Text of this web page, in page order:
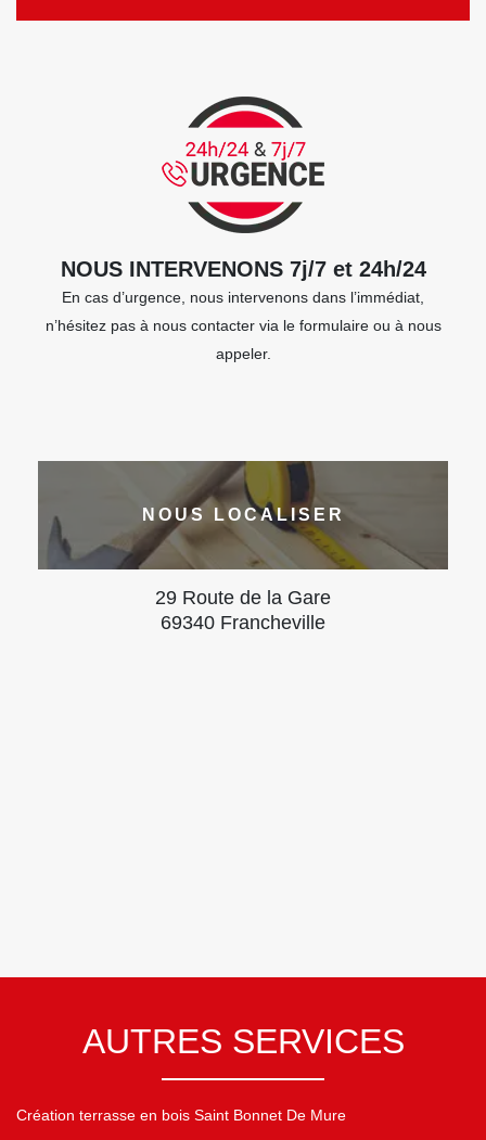
NOUS INTERVENONS 7j/7 et 24h/24
En cas d’urgence, nous intervenons dans l’immédiat,
n’hésitez pas à nous contacter via le formulaire ou à nous
appeler.
NOUS LOCALISER
29 Route de la Gare
69340 Francheville
AUTRES SERVICES
Création terrasse en bois Saint Bonnet De Mure